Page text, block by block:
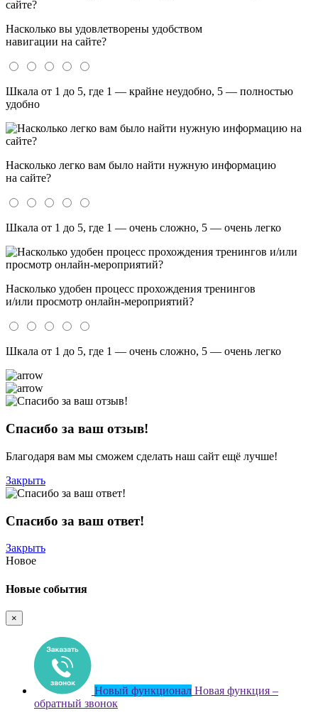
Насколько вы удовлетворены удобством
навигации на сайте?
Шкала от 1 до 5, где 1 — крайне неудобно, 5 — полностью
удобно
Насколько легко вам было найти нужную информацию
на сайте?
Шкала от 1 до 5, где 1 — очень сложно, 5 — очень легко
Насколько удобен процесс прохождения тренингов
и/или просмотр онлайн-мероприятий?
Шкала от 1 до 5, где 1 — очень сложно, 5 — очень легко
Спасибо за ваш отзыв!
Благодаря вам мы сможем сделать наш сайт ещё лучше!
Закрыть
Спасибо за ваш ответ!
Закрыть
Новое
Новые события
×
Новый функционал Новая функция –
обратный звонок